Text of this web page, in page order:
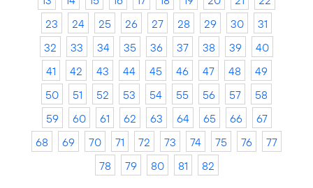
23
24 25 26 27 28 29 30
31
32
33 34 35 36 37 38 39
40
41
42 43 44 45 46 47 48
49
50
51 52 53 54 55 56 57
58
59
60 61 62 63 64 65 66
67
68
69 70 71 72 73 74 75 76
77
78
79 80 81 82